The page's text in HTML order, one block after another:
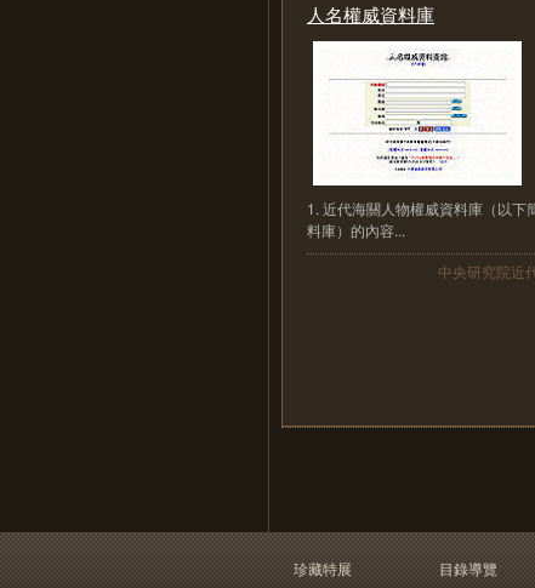
人名權威資料庫
1. 近代海關人物權威資料庫（以下
料庫）的內容...
中央研究院近
珍藏特展 目錄導覽